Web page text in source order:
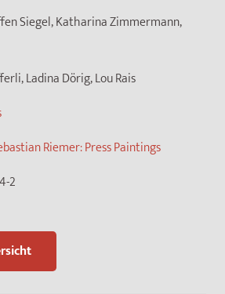
Siegel, Katharina Zimmermann,
Ladina Dörig, Lou Rais
Riemer: Press Paintings
2